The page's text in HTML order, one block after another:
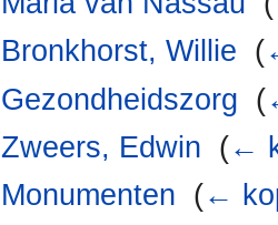
Bronkhorst, Willie (
Gezondheidszorg (
Zweers, Edwin (←
Monumenten (←